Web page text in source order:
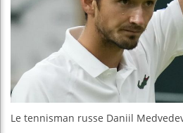
Le tennisman russe Daniil